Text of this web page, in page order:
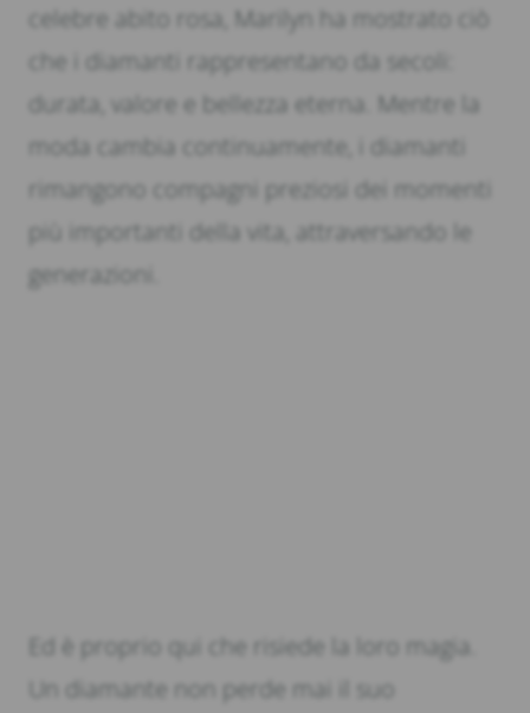
celebre abito rosa, Marilyn ha mostrato ciò
che i diamanti rappresentano da secoli:
durata, valore e bellezza eterna. Mentre la
moda cambia continuamente, i diamanti
rimangono compagni preziosi dei momenti
più importanti della vita, attraversando le
generazioni.
Ed è proprio qui che risiede la loro magia.
Un diamante non perde mai il suo